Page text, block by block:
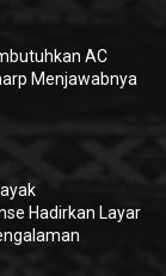
AC
Menjawabnya
Hadirkan Layar